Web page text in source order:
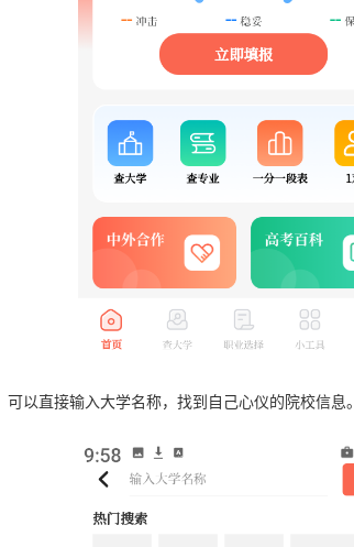
可以直接输入大学名称，找到自己心仪的院校信息。